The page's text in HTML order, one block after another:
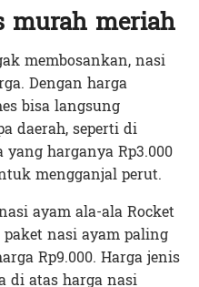
murah meriah
membosankan, nasi
Dengan harga
bisa langsung
daerah, seperti di
harganya Rp3.000
mengganjal perut.
ayam ala-ala Rocket
paket nasi ayam paling
Rp9.000. Harga jenis
di atas harga nasi